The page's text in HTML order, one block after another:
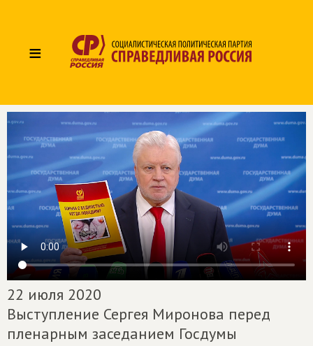
≡
22 июля 2020
Выступление Сергея Миронова перед
пленарным заседанием Госдумы